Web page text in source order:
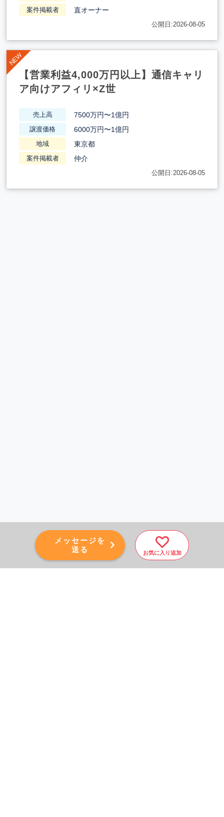
メッセージを
送る
お気に入り追加
案件掲載者 直オーナー
公開日:2026-08-05
【営業利益4,000万円以上】通信キャリ
ア向けアフィリ×Z世
売上高 7500万円〜1億円
譲渡価格 6000万円〜1億円
地域 東京都
案件掲載者 仲介
公開日:2026-08-05